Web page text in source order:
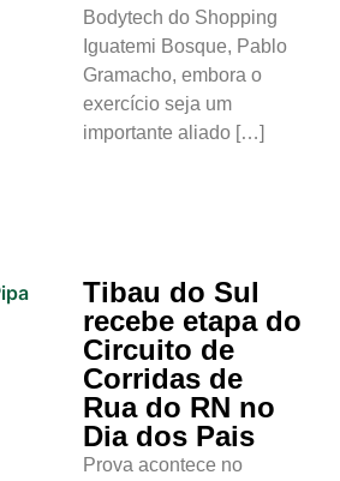
Bodytech do Shopping
Iguatemi Bosque, Pablo
Gramacho, embora o
exercício seja um
importante aliado […]
Tibau do Sul
recebe etapa do
Circuito de
Corridas de
Rua do RN no
Dia dos Pais
Prova acontece no